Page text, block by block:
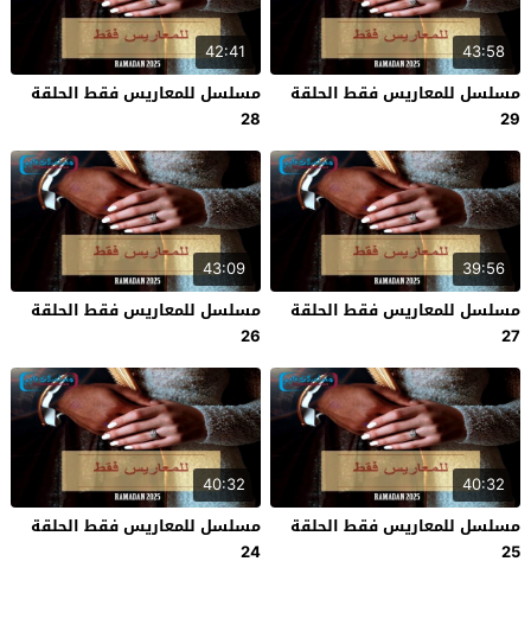
43:58
مسلسل للمعاريس فقط الحلقة
29
42:41
مسلسل للمعاريس فقط الحلقة
28
39:56
مسلسل للمعاريس فقط الحلقة
27
43:09
مسلسل للمعاريس فقط الحلقة
26
40:32
مسلسل للمعاريس فقط الحلقة
25
40:32
مسلسل للمعاريس فقط الحلقة
24